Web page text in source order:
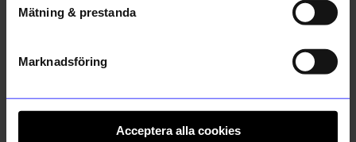
Mätning & prestanda
Marknadsföring
Acceptera alla cookies